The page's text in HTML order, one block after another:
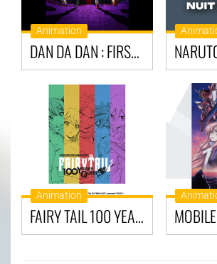
Animation
DAN DA DAN : FIRST ENCOUNTER
Animation
FAIRY TAIL 100 YEARS QUEST : EN ROUTE POUR LA QUÊTE DE 100 ANS